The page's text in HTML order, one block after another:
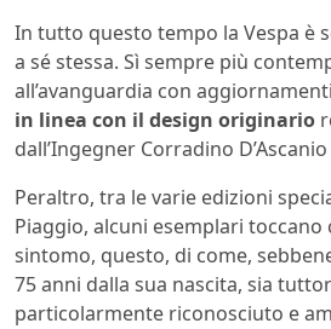
In tutto questo tempo la Vespa è
a sé stessa. Sì sempre più
all’avanguardia con
in linea con il design originario
dall’Ingegner Corradino
Peraltro, tra le varie edizioni
Piaggio, alcuni esemplari
sintomo, questo, di come,
75 anni dalla sua nascita, sia
particolarmente riconosciuto e